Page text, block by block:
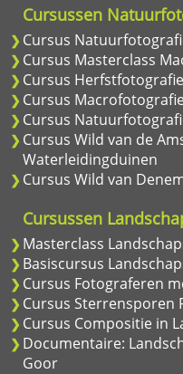
Cursussen
Cursus
Cursus Masterclass
Cursus Herfstfotografie
Cursus Macrofotografie
Cursus
Cursus Wild van de
Waterleidingduinen
Cursus Wild van
Cursussen
Masterclass
Basiscursus
Cursus Fotograferen
Cursus Sterrensporen
Cursus Compositie in
Documentaire:
Goor